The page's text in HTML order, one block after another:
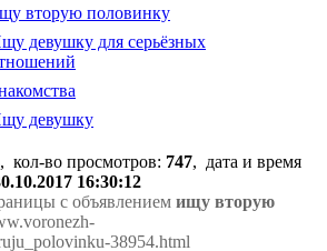
вторую половинку
девушку для серьёзных
девушку
, кол-во просмотров: 747, дата и время
16:30:12
с объявлением ищу вторую
38954.html